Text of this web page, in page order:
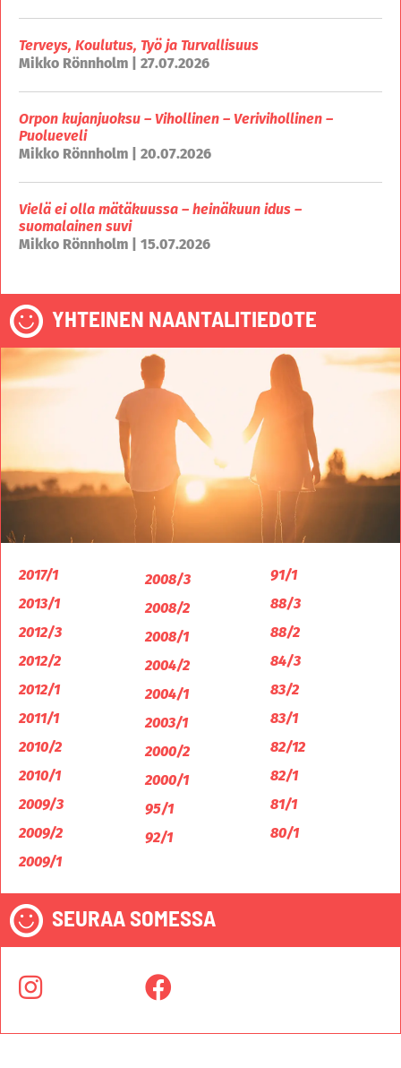
Terveys, Koulutus, Työ ja Turvallisuus
Mikko Rönnholm | 27.07.2026
Orpon kujanjuoksu – Vihollinen – Verivihollinen –
Puolueveli
Mikko Rönnholm | 20.07.2026
Vielä ei olla mätäkuussa – heinäkuun idus –
suomalainen suvi
Mikko Rönnholm | 15.07.2026
YHTEINEN NAANTALITIEDOTE
2017/1
2013/1
2012/3
2012/2
2012/1
2011/1
2010/2
2010/1
2009/3
2009/2
2009/1
2008/3
2008/2
2008/1
2004/2
2004/1
2003/1
2000/2
2000/1
95/1
92/1
91/1
88/3
88/2
84/3
83/2
83/1
82/12
82/1
81/1
80/1
SEURAA SOMESSA